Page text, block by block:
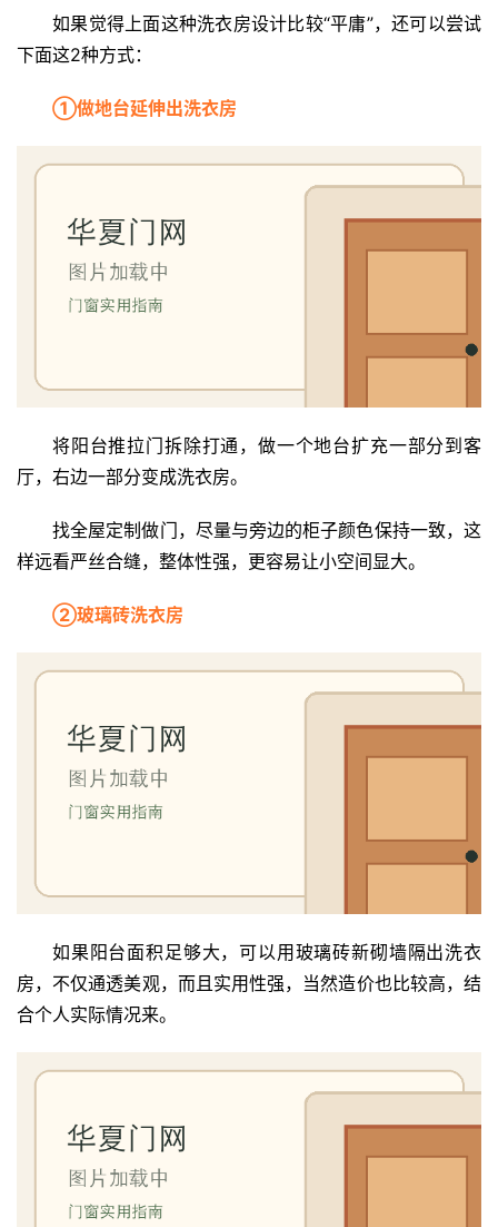
门
门
讯
系
登录 注册
如果觉得上面这种洗衣房设计比较“平庸”，还可以尝试
下面这2种方式：
①做地台延伸出洗衣房
将阳台推拉门拆除打通，做一个地台扩充一部分到客
厅，右边一部分变成洗衣房。
找全屋定制做门，尽量与旁边的柜子颜色保持一致，这
样远看严丝合缝，整体性强，更容易让小空间显大。
②玻璃砖洗衣房
如果阳台面积足够大，可以用玻璃砖新砌墙隔出洗衣
房，不仅通透美观，而且实用性强，当然造价也比较高，结
合个人实际情况来。